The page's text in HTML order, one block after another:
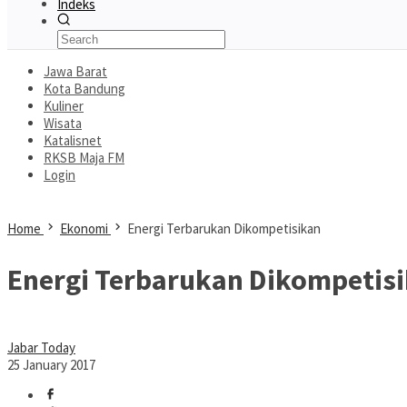
Indeks
Jawa Barat
Kota Bandung
Kuliner
Wisata
Katalisnet
RKSB Maja FM
Login
Home Ekonomi Energi Terbarukan Dikompetisikan
Energi Terbarukan
Jabar Today
25 January 2017